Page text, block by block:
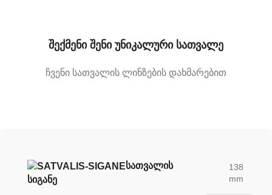
შექმენი შენი უნიკალური სათვალე
ჩვენი სათვალის ლინზების დახმარებით
ᲡᲐᲗᲕᲐᲚᲘᲡ
ᲡᲘᲒᲐᲜᲔ
138
mm